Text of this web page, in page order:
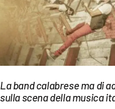
EVENTI
SPORT
Streaming
LAC NETWORK
La band calabrese ma di
sulla scena della musica